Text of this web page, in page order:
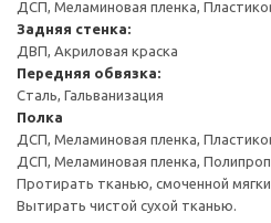
ДСП, Меламиновая пленка,
Задняя стенка:
ДВП, Акриловая краска
Передняя обвязка:
Сталь, Гальванизация
Полка
ДСП, Меламиновая пленка,
ДСП, Меламиновая пленка,
Протирать тканью, смоченной
Вытирать чистой сухой тканью.